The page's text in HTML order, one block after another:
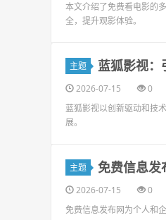
本文介绍了免费看电影的
全，提升观影体验。
主题 蓝狐影视：
2026-07-15 0
蓝狐影视以创新驱动和技
展。
主题 免费信息发
2026-07-15 0
免费信息发布网为个人和